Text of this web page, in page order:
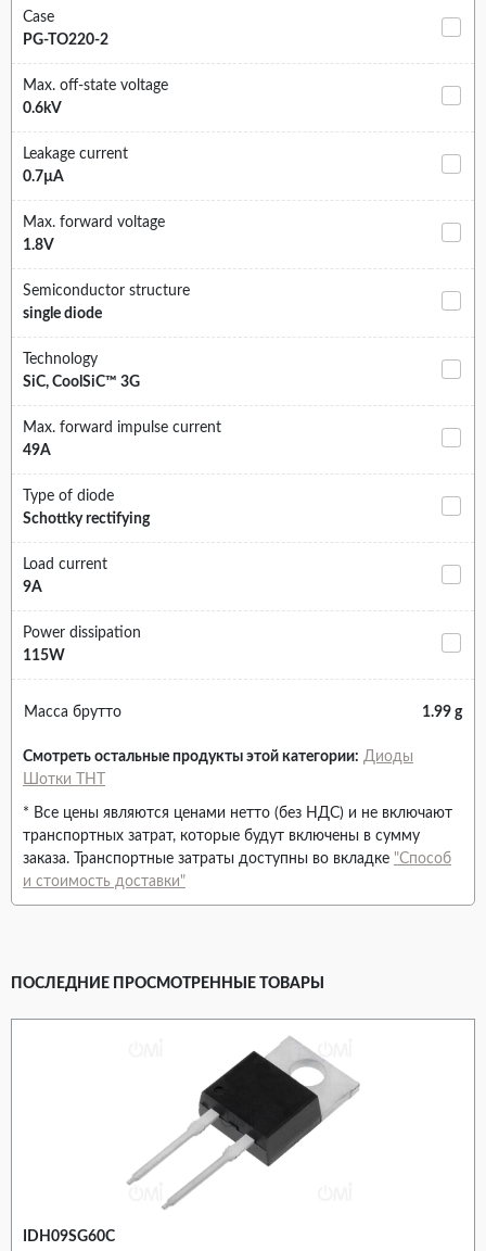
Case
PG-TO220-2
Max. off-state voltage
0.6kV
Leakage current
0.7µA
Max. forward voltage
1.8V
Semiconductor structure
single diode
Technology
SiC, CoolSiC™ 3G
Max. forward impulse current
49A
Type of diode
Schottky rectifying
Load current
9A
Power dissipation
115W
Масса брутто 1.99 g
Смотреть остальные продукты этой категории: Диоды
Шотки THT
* Все цены являются ценами нетто (без НДС) и не включают
транспортных затрат, которые будут включены в сумму
заказа. Транспортные затраты доступны во вкладке "Способ
и стоимость доставки"
ПОСЛЕДНИЕ ПРОСМОТРЕННЫЕ ТОВАРЫ
IDH09SG60C